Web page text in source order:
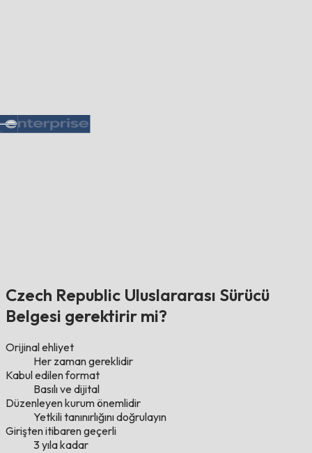
Czech Republic Uluslararası Sürücü
Belgesi gerektirir mi?
Orijinal ehliyet
Her zaman gereklidir
Kabul edilen format
Basılı ve dijital
Düzenleyen kurum önemlidir
Yetkili tanınırlığını doğrulayın
Girişten itibaren geçerli
3 yıla kadar